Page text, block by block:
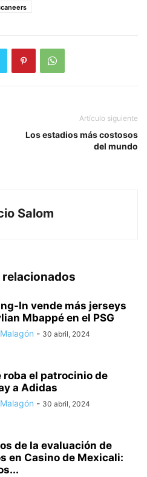
Artículo siguiente
Los estadios más costosos
del mundo
Salom
In vende más jerseys
Mbappé en el PSG
- 30 abril, 2024
roba el patrocinio de
a Adidas
- 30 abril, 2024
de la evaluación de
en Casino de Mexicali: